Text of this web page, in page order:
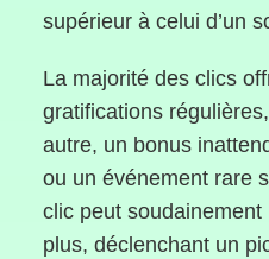
supérieur à celui d’un
La majorité des clics
gratifications
autre, un bonus
ou un événement rare
clic peut
plus, déclenchant un